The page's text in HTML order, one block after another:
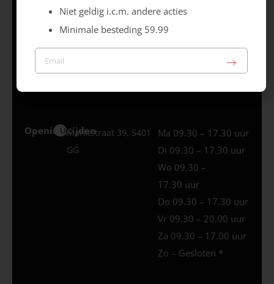
uur
Do 09.30 – 18.00 uur
Za 09.30 – 17.00 uur
Openingstijden
Uden
Marktstraat 39, 5401
GG
Ma 09.30 – 17.30 uur
Di 09.30 – 17.30 uur
Wo 09.30 –
17.30 uur
Do 09.30 – 17.30 uur
Vr 09.30 – 20.00 uur
Za 09.30 – 17.00 uur
Zo – Gesloten *
Niet geldig i.c.m. andere acties
Minimale besteding 59.99